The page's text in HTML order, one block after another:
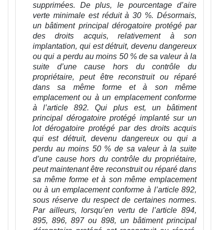
supprimées. De plus, le pourcentage d’aire
verte minimale est réduit à 30 %. Désormais,
un bâtiment principal dérogatoire protégé par
des droits acquis, relativement à son
implantation, qui est détruit, devenu dangereux
ou qui a perdu au moins 50 % de sa valeur à la
suite d’une cause hors du contrôle du
propriétaire, peut être reconstruit ou réparé
dans sa même forme et à son même
emplacement ou à un emplacement conforme
à l’article 892. Qui plus est, un bâtiment
principal dérogatoire protégé implanté sur un
lot dérogatoire protégé par des droits acquis
qui est détruit, devenu dangereux ou qui a
perdu au moins 50 % de sa valeur à la suite
d’une cause hors du contrôle du propriétaire,
peut maintenant être reconstruit ou réparé dans
sa même forme et à son même emplacement
ou à un emplacement conforme à l’article 892,
sous réserve du respect de certaines normes.
Par ailleurs, lorsqu’en vertu de l’article 894,
895, 896, 897 ou 898, un bâtiment principal